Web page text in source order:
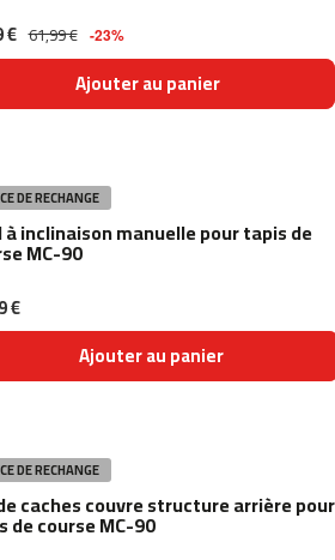
€ 61,99 € -23%
Ajouter au panier
DE RECHANGE
à inclinaison manuelle pour tapis de
MC-90
€
Ajouter au panier
DE RECHANGE
caches couvre structure arrière pour
de course MC-90